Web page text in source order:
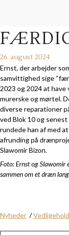
26. august 2024
Ernst, der arbejder
samvittighed sige
2023 og 2024 at
murerske og mørtel.
diverse reparationer
ved Blok 10 og
rundede han af med
afrunding på
Slawomir Bizon.
Foto: Ernst og Slawomir
sammen om et dræn
Nyheder /